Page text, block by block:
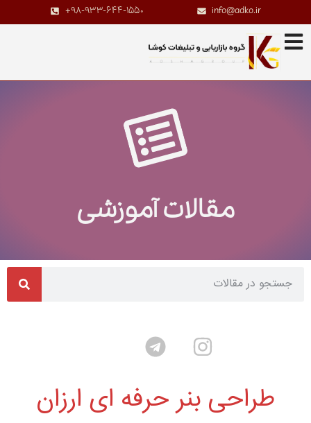
info@adko.ir
+98-933-644-1550
مقالات آموزشی
طراحی بنر حرفه ای ارزان